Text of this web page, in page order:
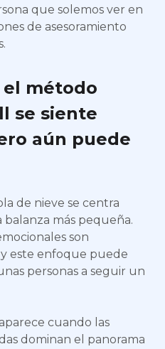
que solemos ver en
de asesoramiento
el método
se siente
aún puede
de nieve se centra
balanza más pequeña.
son
este enfoque puede
personas a seguir un
cuando las
dominan el panorama